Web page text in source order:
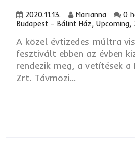
2020.11.13. Marianna 0
Budapest - Bálint Ház,Upcoming,
A közel évtizedes múltra
fesztivált ebben az évben
rendezik meg, a vetítések a
Zrt. Távmozi...